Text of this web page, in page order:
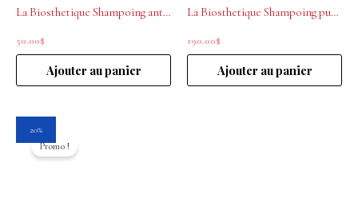
La Biosthetique Shampoing antipelliculaire purifiant 250ml
50.00$
Ajouter au panier
La Biosthetique Shampoing purifiant antipelliculaire 1L
190.00$
Ajouter au panier
20%
Promo !
prix
initialactuel